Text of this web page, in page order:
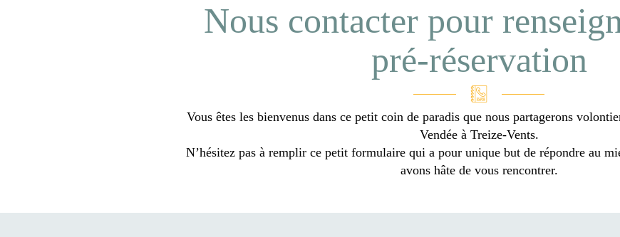
Nous contacter pour
pré-réservation
Vous êtes les bienvenus dans ce petit coin de paradis que nous partagerons
Vendée à Treize-Vents.
N’hésitez pas à remplir ce petit formulaire qui a pour unique but de répondre au
avons hâte de vous rencontrer.